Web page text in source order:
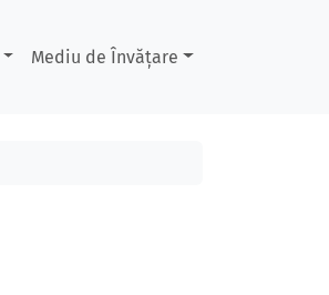
Mediu de Învățare